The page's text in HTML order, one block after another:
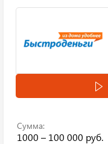
Сумма:
1000 – 100 000 руб.